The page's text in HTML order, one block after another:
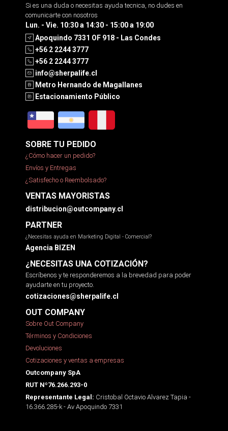
Si es una duda o necesitas ayuda tecnica, no dudes en
comunicarte con nosotros
Lun. - Vie. 10:30 a 14:30 - 15:00 a 19:00
Apoquindo 7331 OF 918 - Las Condes
+56 2 2244 3777
+56 2 2244 3777
info@sherpalife.cl
Metro Hernando de Magallanes
Estacionamiento Público
SOBRE TU PEDIDO
¿Cómo hacer un pedido?
Envíos y Entregas
¿Satisfecho o Reembolsado?
VENTAS MAYORISTAS
distribucion@outcompany.cl
PARTNER
¿Necesitas ayuda en Marketing Digital - Comercial?
Agencia BIZEN
¿NECESITAS UNA COTIZACIÓN?
Escríbenos y te responderemos a la brevedad para poder
ayudarte en tu proyecto.
cotizaciones@sherpalife.cl
OUT COMPANY
Sobre Out Company
Términos y Condiciones
Devoluciones
Cotizaciones y ventas a empresas
Outcompany SpA
RUT Nº76.266.293-0
Representante Legal: Cristobal Octavio Alvarez Tapia -
16.366.285-k - Av Apoquindo 7331